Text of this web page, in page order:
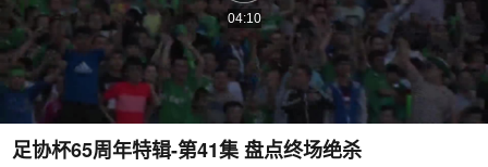
04:10
足协杯65周年特辑-第41集 盘点终场绝杀